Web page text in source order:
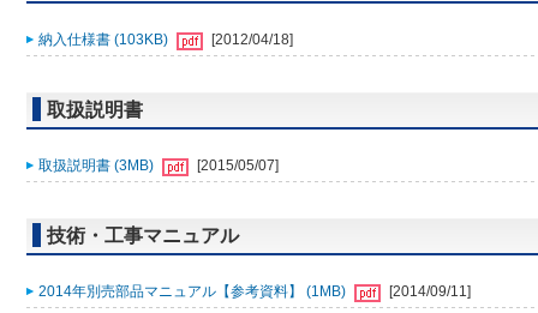
納入仕様書 (103KB) [2012/04/18]
取扱説明書
取扱説明書 (3MB) [2015/05/07]
技術・工事マニュアル
2014年別売部品マニュアル【参考資料】 (1MB)
[2014/09/11]